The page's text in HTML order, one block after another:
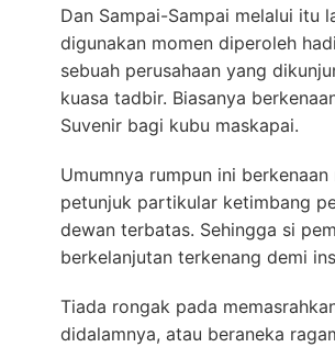
Dan Sampai-Sampai melalui itu
digunakan momen diperoleh
sebuah perusahaan yang
kuasa tadbir. Biasanya
Suvenir bagi kubu maskapai.
Umumnya rumpun ini
petunjuk partikular ketimbang
dewan terbatas. Sehingga si
berkelanjutan terkenang demi
Tiada rongak pada
didalamnya, atau beraneka